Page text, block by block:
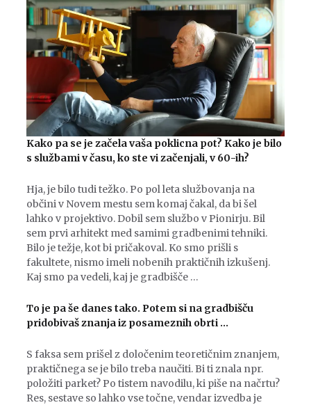
Kako pa se je začela vaša poklicna pot? Kako je bilo
s službami v času, ko ste vi začenjali, v 60-ih?
Hja, je bilo tudi težko. Po pol leta službovanja na
občini v Novem mestu sem komaj čakal, da bi šel
lahko v projektivo. Dobil sem službo v Pionirju. Bil
sem prvi arhitekt med samimi gradbenimi tehniki.
Bilo je težje, kot bi pričakoval. Ko smo prišli s
fakultete, nismo imeli nobenih praktičnih izkušenj.
Kaj smo pa vedeli, kaj je gradbišče …
To je pa še danes tako. Potem si na gradbišču
pridobivaš znanja iz posameznih obrti …
S faksa sem prišel z določenim teoretičnim znanjem,
praktičnega se je bilo treba naučiti. Bi ti znala npr.
položiti parket? Po tistem navodilu, ki piše na načrtu?
Res, sestave so lahko vse točne, vendar izvedba je